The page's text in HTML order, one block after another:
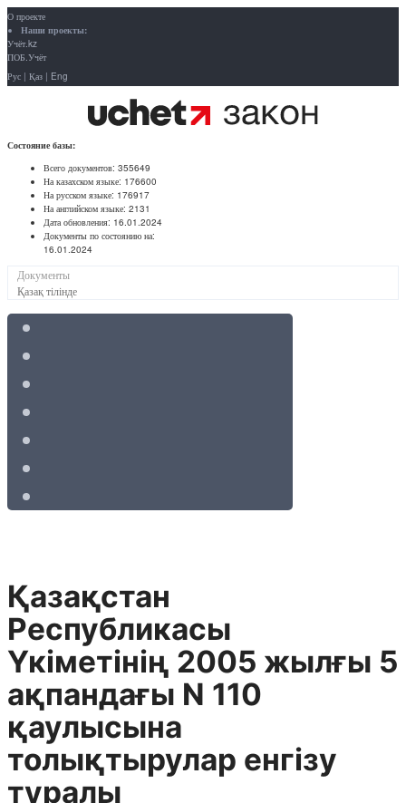
О проекте
Наши проекты:
Учёт.kz
ПОБ.Учёт
Рус | Қаз | Eng
Состояние базы:
Всего документов: 355649
На казахском языке: 176600
На русском языке: 176917
На английском языке: 2131
Дата обновления: 16.01.2024
Документы по состоянию на:
16.01.2024
Документы
Қазақ тілінде
Қазақстан
Республикасы
Үкiметiнiң 2005 жылғы 5
ақпандағы N 110
қаулысына
толықтырулар енгiзу
туралы